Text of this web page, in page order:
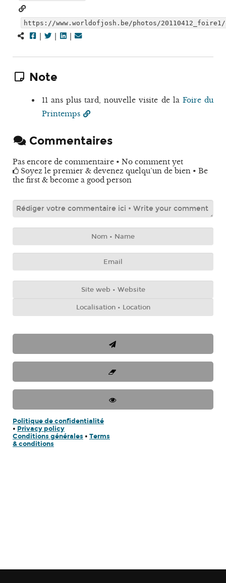
https://www.worldofjosh.be/photos/
| | |
Note
11 ans plus tard, nouvelle visite de la Foire du
Printemps
Commentaires
Pas encore de commentaire • No comment yet
Soyez le premier & devenez quelqu’un de bien • Be
the first & become a good person
Politique de confidentialité
• Privacy policy
Conditions générales • Terms
& conditions